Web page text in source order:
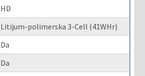
HD
Litijum-polimerska 3-Cell (41WHr)
Da
Da